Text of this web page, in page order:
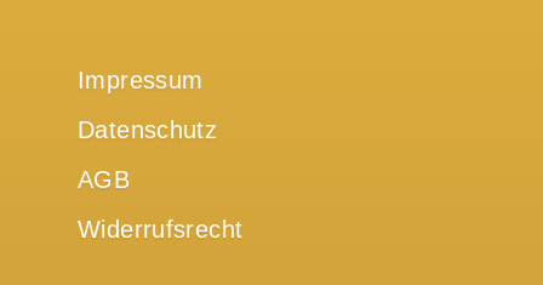
Impressum
Datenschutz
AGB
Widerrufsrecht